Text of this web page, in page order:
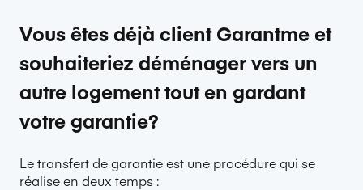
Vous êtes déjà client Garantme et
souhaiteriez déménager vers un
autre logement tout en gardant
votre garantie?
Le transfert de garantie est une procédure qui se
réalise en deux temps :